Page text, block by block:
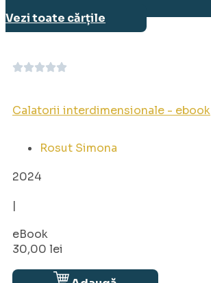
Vezi toate cărțile
Calatorii interdimensionale - ebook
Rosut Simona
2024
|
eBook
30,00 lei